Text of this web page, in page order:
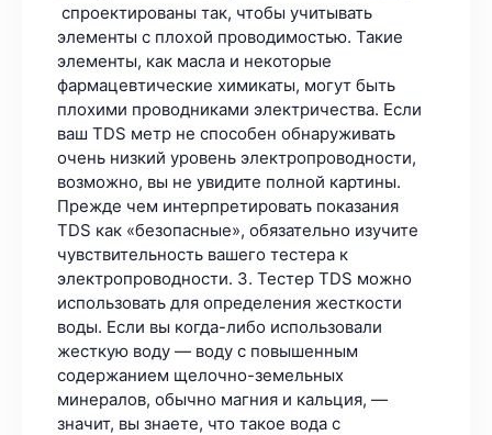
спроектированы так, чтобы учитывать
элементы с плохой проводимостью. Такие
элементы, как масла и некоторые
фармацевтические химикаты, могут быть
плохими проводниками электричества. Если
ваш TDS метр не способен обнаруживать
очень низкий уровень электропроводности,
возможно, вы не увидите полной картины.
Прежде чем интерпретировать показания
TDS как «безопасные», обязательно изучите
чувствительность вашего тестера к
электропроводности. 3. Тестер TDS можно
использовать для определения жесткости
воды. Если вы когда-либо использовали
жесткую воду — воду с повышенным
содержанием щелочно-земельных
минералов, обычно магния и кальция, —
значит, вы знаете, что такое вода с